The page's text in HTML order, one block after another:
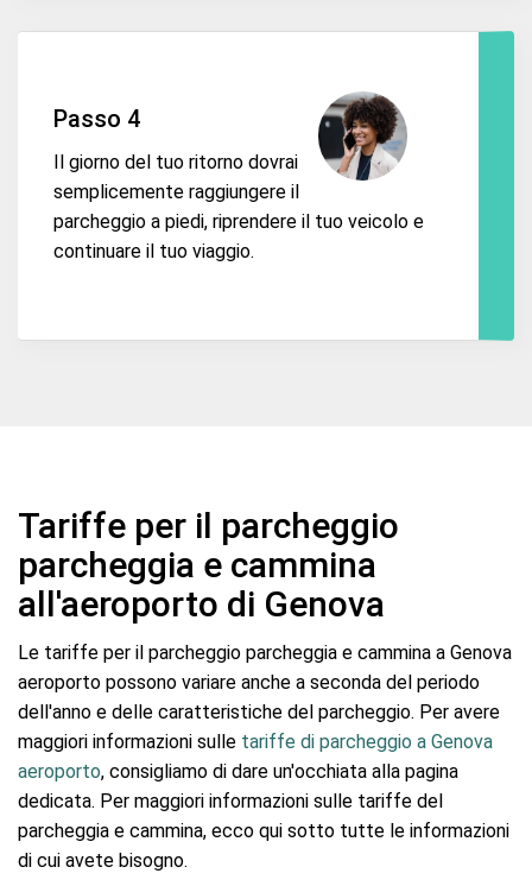
Passo 4
Il giorno del tuo ritorno dovrai
semplicemente raggiungere il
parcheggio a piedi, riprendere il tuo veicolo e
continuare il tuo viaggio.
Tariffe per il parcheggio
parcheggia e cammina
all'aeroporto di Genova
Le tariffe per il parcheggio parcheggia e cammina a Genova
aeroporto possono variare anche a seconda del periodo
dell'anno e delle caratteristiche del parcheggio. Per avere
maggiori informazioni sulle tariffe di parcheggio a Genova
aeroporto, consigliamo di dare un'occhiata alla pagina
dedicata. Per maggiori informazioni sulle tariffe del
parcheggia e cammina, ecco qui sotto tutte le informazioni
di cui avete bisogno.